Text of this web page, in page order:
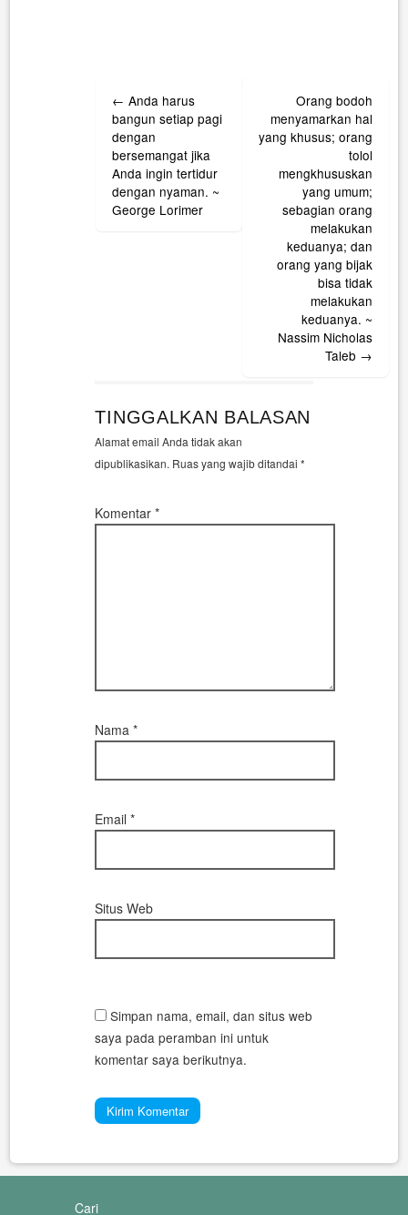
navigation
← Anda harus
bangun setiap pagi
dengan
bersemangat jika
Anda ingin tertidur
dengan nyaman. ~
George Lorimer
Orang bodoh
menyamarkan hal
yang khusus; orang
tolol
mengkhususkan
yang umum;
sebagian orang
melakukan
keduanya; dan
orang yang bijak
bisa tidak
melakukan
keduanya. ~
Nassim Nicholas
Taleb →
TINGGALKAN BALASAN
Alamat email Anda tidak akan
dipublikasikan. Ruas yang wajib ditandai*
Komentar*
Nama*
Email*
Situs Web
Simpan nama, email, dan situs web
saya pada peramban ini untuk
komentar saya berikutnya.
Cari